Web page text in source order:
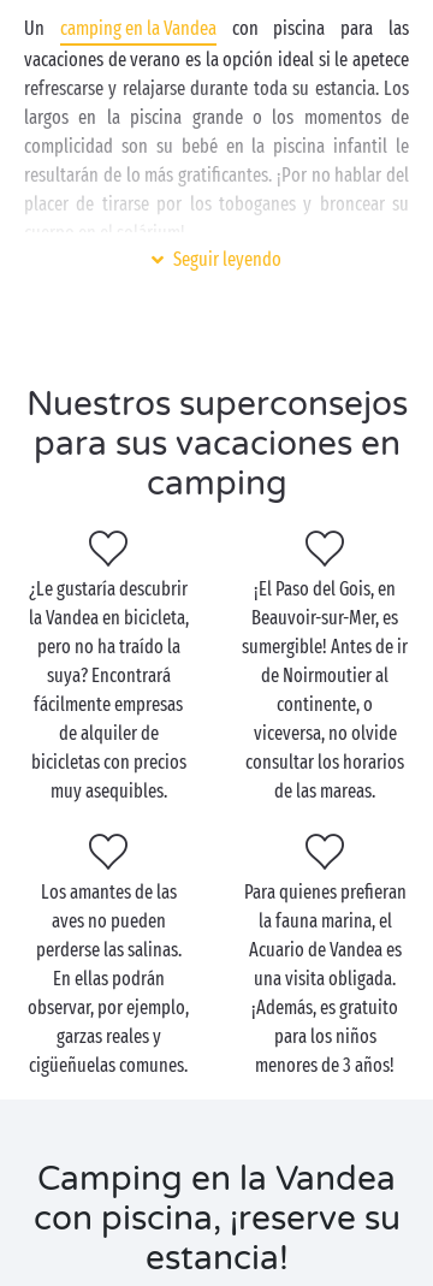
Un camping en la Vandeacon piscina para las
vacaciones de verano es la opción ideal si le apetece
refrescarse y relajarse durante toda su estancia. Los
largos en la piscina grande o los momentos de
complicidad son su bebé en la piscina infantil le
resultarán de lo más gratificantes. ¡Por no hablar del
placer de tirarse por los toboganes y broncear su
cuerpo en el solárium!
estaciones balnearias llenas de encanto.En bicicleta
por una de sus numerosas y seguras sendas ciclables,
o a pie por una ruta desenderismo , sucumba al
la naturaleza que le rodea. La costa del
dunas y pinares: ¡elija su paisaje preferido para su
escapada de cada día!
De vuelta al camping, aproveche para descubrir la
gastronomía de la Vandea, con una importante
presencia de productos del mar como los mejillones
y las ostras, ¡aunque eso no es todo! También podrá
saborear deliciosos quesos de cabra y/o vaca, así
como las famosas alubias mogette.
Seguir leyendo
Nuestros superconsejos
para sus vacaciones en
camping
¿Le gustaría descubrir
la Vandea en bicicleta,
pero no ha traído la
suya? Encontrará
fácilmente empresas
de alquiler de
bicicletas con precios
muy asequibles.
¡El Paso del Gois, en
Beauvoir-sur-Mer, es
sumergible! Antes de ir
de Noirmoutier al
continente, o
viceversa, no olvide
consultar los horarios
de las mareas.
Los amantes de las
aves no pueden
perderse las salinas.
En ellas podrán
observar, por ejemplo,
garzas reales y
cigüeñuelas comunes.
Para quienes prefieran
la fauna marina, el
Acuario de Vandea es
una visita obligada.
¡Además, es gratuito
para los niños
menores de 3 años!
Camping en la Vandea
con piscina, ¡reserve su
estancia!